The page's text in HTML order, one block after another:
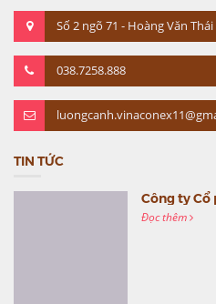
Số 2 ngõ 71 - Hoàng Văn
038.7258.888
TIN TỨC
Đọc thêm